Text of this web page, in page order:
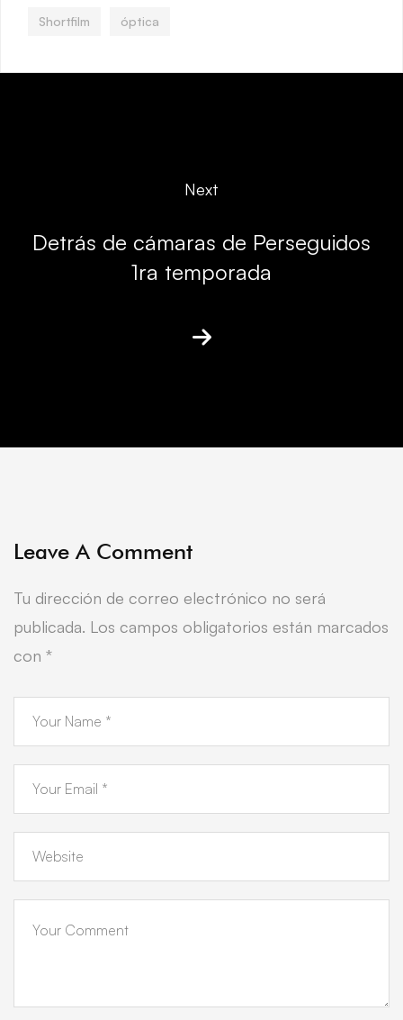
Shortfilm óptica
Next
Detrás de cámaras de Perseguidos
1ra temporada
Leave A Comment
Tu dirección de correo electrónico no será
publicada. Los campos obligatorios están marcados
con *